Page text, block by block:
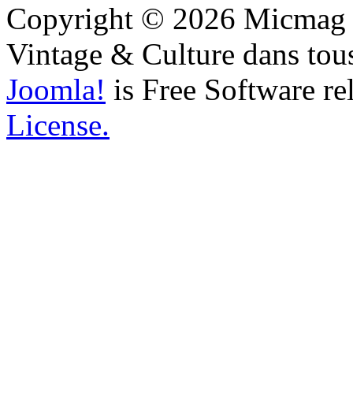
Copyright © 2026 Micmag
Vintage & Culture dans
Joomla! is Free Software
License.